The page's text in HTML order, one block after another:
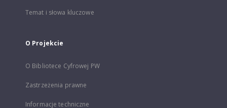
Temat i słowa kluczowe
O Projekcie
O Bibliotece Cyfrowej PW
Zastrzeżenia prawne
Informacje techniczne